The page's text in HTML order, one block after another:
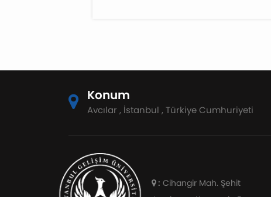
Konum
Avcılar , İstanbul , Türkiye Cumhuriyeti
: Cihangir Mah. Şehit